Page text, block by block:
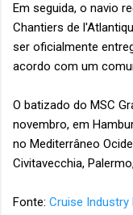
Em seguida, o navio
Chantiers de
ser oficialmente
acordo com um
O batizado do MSC
novembro, em
no Mediterrâneo
Civitavecchia,
Fonte: Cruise Industry